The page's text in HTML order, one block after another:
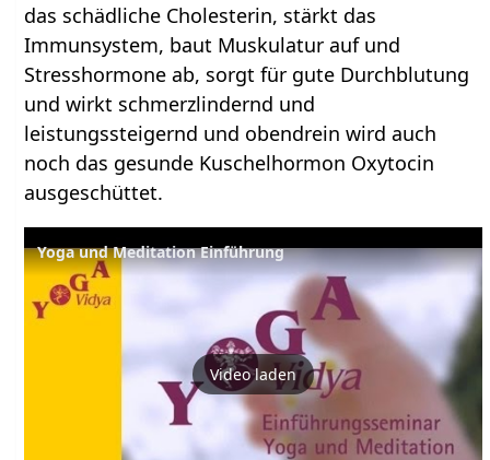
das schädliche Cholesterin, stärkt das
Immunsystem, baut Muskulatur auf und
Stresshormone ab, sorgt für gute Durchblutung
und wirkt schmerzlindernd und
leistungssteigernd und obendrein wird auch
noch das gesunde Kuschelhormon Oxytocin
ausgeschüttet.
Yoga und Meditation Einführung
Video laden